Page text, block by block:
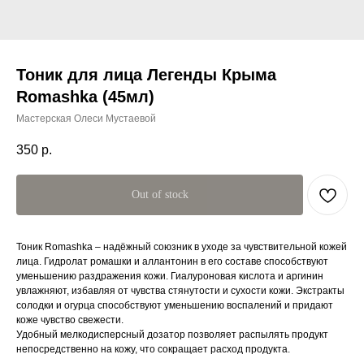
Тоник для лица Легенды Крыма
Romashka (45мл)
Мастерская Олеси Мустаевой
350 р.
Out of stock
Тоник Romashka – надёжный союзник в уходе за чувствительной кожей
лица. Гидролат ромашки и аллантонин в его составе способствуют
уменьшению раздражения кожи. Гиалуроновая кислота и аргинин
увлажняют, избавляя от чувства стянутости и сухости кожи. Экстракты
солодки и огурца способствуют уменьшению воспалений и придают
коже чувство свежести.
Удобный мелкодисперсный дозатор позволяет распылять продукт
непосредственно на кожу, что сокращает расход продукта.